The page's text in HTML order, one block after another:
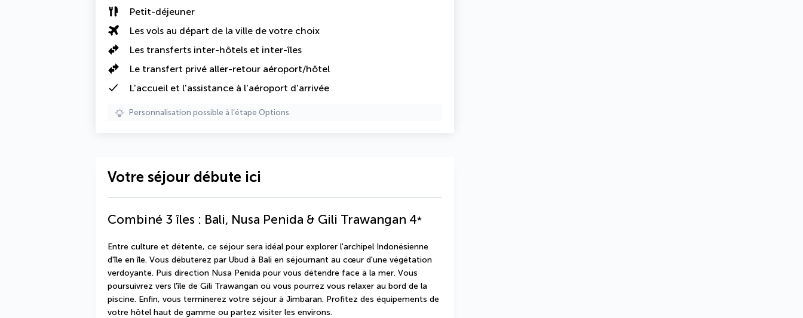
Petit-déjeuner
Les vols au départ de la ville de votre choix
Les transferts inter-hôtels et inter-îles
Le transfert privé aller-retour aéroport/hôtel
L'accueil et l'assistance à l'aéroport d'arrivée
Personnalisation possible à l’étape Options.
Votre séjour débute ici
Combiné 3 îles : Bali, Nusa Penida & Gili Trawangan 4*
Entre culture et détente, ce séjour sera idéal pour explorer l'archipel Indonésienne
d'île en île. Vous débuterez par Ubud à Bali en séjournant au cœur d'une végétation
verdoyante. Puis direction Nusa Penida pour vous détendre face à la mer. Vous
poursuivrez vers l'île de Gili Trawangan où vous pourrez vous relaxer au bord de la
piscine. Enfin, vous terminerez votre séjour à Jimbaran. Profitez des équipements de
votre hôtel haut de gamme ou partez visiter les environs.